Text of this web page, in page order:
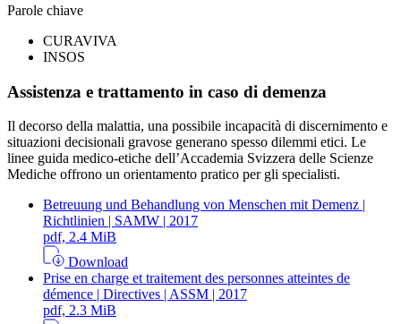
Parole chiave
CURAVIVA
INSOS
Assistenza e trattamento in caso di demenza
Il decorso della malattia, una possibile incapacità di discernimento e
situazioni decisionali gravose generano spesso dilemmi etici. Le
linee guida medico-etiche dell’Accademia Svizzera delle Scienze
Mediche offrono un orientamento pratico per gli specialisti.
Betreuung und Behandlung von Menschen mit Demenz |
Richtlinien | SAMW | 2017
pdf, 2.4 MiB
Download
Prise en charge et traitement des personnes atteintes de
démence | Directives | ASSM | 2017
pdf, 2.3 MiB